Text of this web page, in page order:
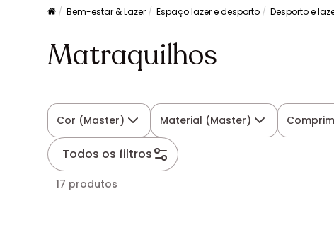
Bem-estar & Lazer Espaço lazer e desporto Desporto e
Matraquilhos
Cor (Master) Material (Master)
Todos os filtros
17 produtos